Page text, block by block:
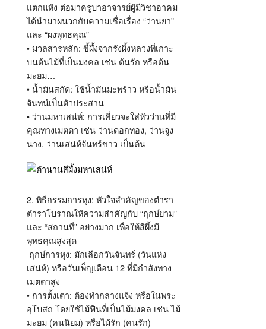
แตกแห้ง ต่อมาครูบาอาจารย์ผู้มีวิชาอาคม
ได้นำมาผนวกกับความเชื่อเรื่อง “ว่านยา”
และ “ผงพุทธคุณ”
• มวลสารหลัก: ขี้ผึ้งจากรังผึ้งหลวงที่เกาะ
บนต้นไม้ที่เป็นมงคล เช่น ต้นรัก หรือต้น
มะยม…
• น้ำมันสกัด: ใช้น้ำมันมะพร้าว หรือน้ำมัน
จันทน์เป็นตัวประสาน
• ว่านมหาเสน่ห์: การเคี่ยวจะใส่หัวว่านที่มี
คุณทางเมตตา เช่น ว่านดอกทอง, ว่านจูง
นาง, ว่านเสน่ห์จันทร์ขาว เป็นต้น
2. พิธีกรรมการหุง: หัวใจสำคัญของตำรา
ตำราโบราณให้ความสำคัญกับ “ฤกษ์ยาม”
และ “สถานที่” อย่างมาก เพื่อให้สีผึ้งมี
พุทธคุณสูงสุด
ฤกษ์การหุง: มักเลือกวันจันทร์ (วันแห่ง
เสน่ห์) หรือวันเพ็ญเดือน 12 ที่มีกำลังทาง
เมตตาสูง
• การตั้งเตา: ต้องทำกลางแจ้ง หรือในพระ
อุโบสถ โดยใช้ไม้ฟืนที่เป็นไม้มงคล เช่น ไม้
มะยม (คนนิยม) หรือไม้รัก (คนรัก)